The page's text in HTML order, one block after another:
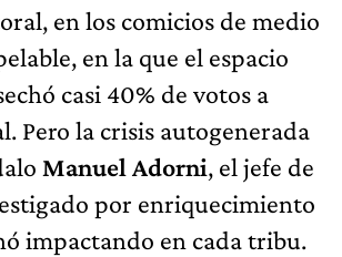
en los comicios de medio
en la que el espacio
casi 40% de votos a
Pero la crisis autogenerada
Manuel Adorni, el jefe de
por enriquecimiento
impactando en cada tribu.